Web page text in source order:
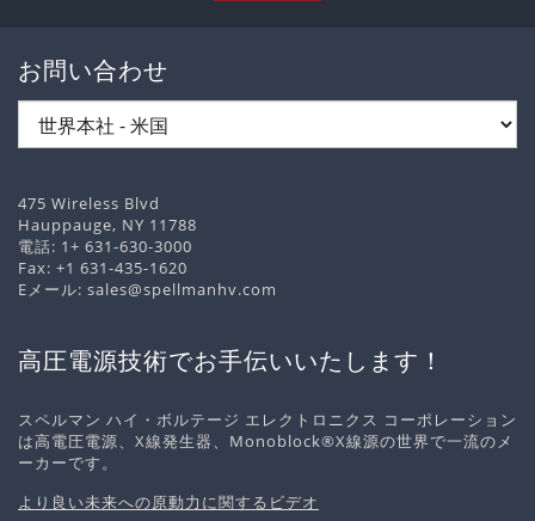
お問い合わせ
475 Wireless Blvd
Hauppauge, NY 11788
電話: 1+ 631-630-3000
Fax: +1 631-435-1620
Eメール: sales@spellmanhv.com
高圧電源技術でお手伝いいたします！
スペルマン ハイ・ボルテージ エレクトロニクス コーポレーション
は高電圧電源、X線発生器、Monoblock®X線源の世界で一流のメ
ーカーです。
より良い未来への原動力に関するビデオ